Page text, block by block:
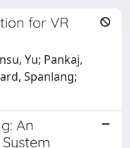
for VR
Yu; Pankaj,
Spanlang;
An